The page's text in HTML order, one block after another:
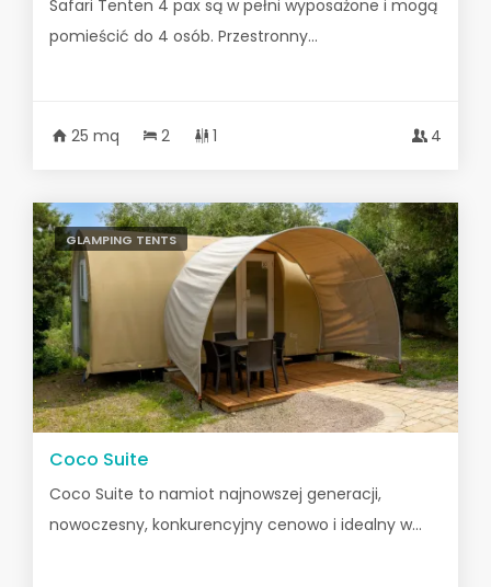
Safari Tenten 4 pax są w pełni wyposażone i mogą
pomieścić do 4 osób. Przestronny...
25 mq 2 1 4
GLAMPING TENTS
Coco Suite
Coco Suite to namiot najnowszej generacji,
nowoczesny, konkurencyjny cenowo i idealny w...